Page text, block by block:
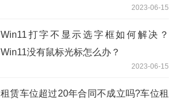
2023-06-15
Win11打字不显示选字框如何解决？
Win11没有鼠标光标怎么办？
2023-06-15
租赁车位超过20年合同不成立吗?车位租